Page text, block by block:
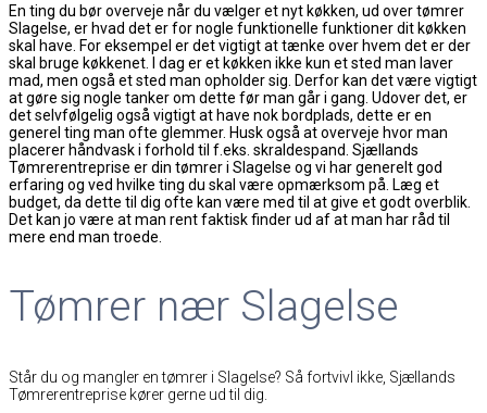
En ting du bør overveje når du vælger et nyt køkken, ud over tømrer
Slagelse, er hvad det er for nogle funktionelle funktioner dit køkken
skal have. For eksempel er det vigtigt at tænke over hvem det er der
skal bruge køkkenet. I dag er et køkken ikke kun et sted man laver
mad, men også et sted man opholder sig. Derfor kan det være vigtigt
at gøre sig nogle tanker om dette før man går i gang. Udover det, er
det selvfølgelig også vigtigt at have nok bordplads, dette er en
generel ting man ofte glemmer. Husk også at overveje hvor man
placerer håndvask i forhold til f.eks. skraldespand. Sjællands
Tømrerentreprise er din tømrer i Slagelse og vi har generelt god
erfaring og ved hvilke ting du skal være opmærksom på. Læg et
budget, da dette til dig ofte kan være med til at give et godt overblik.
Det kan jo være at man rent faktisk finder ud af at man har råd til
mere end man troede.
Tømrer nær Slagelse
Står du og mangler en tømrer i Slagelse? Så fortvivl ikke, Sjællands
Tømrerentreprise kører gerne ud til dig.